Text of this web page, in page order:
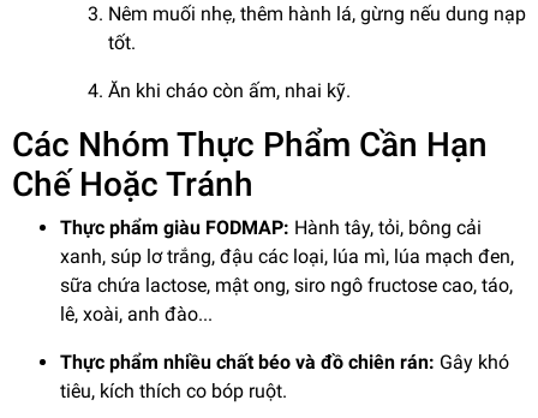
Nêm muối nhẹ, thêm hành lá, gừng nếu dung nạp
tốt.
Ăn khi cháo còn ấm, nhai kỹ.
Các Nhóm Thực Phẩm Cần Hạn
Chế Hoặc Tránh
Thực phẩm giàu FODMAP: Hành tây, tỏi, bông cải
xanh, súp lơ trắng, đậu các loại, lúa mì, lúa mạch đen,
sữa chứa lactose, mật ong, siro ngô fructose cao, táo,
lê, xoài, anh đào...
Thực phẩm nhiều chất béo và đồ chiên rán: Gây khó
tiêu, kích thích co bóp ruột.